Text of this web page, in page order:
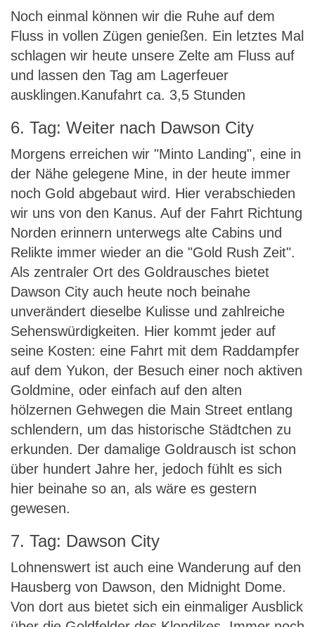
Noch einmal können wir die Ruhe auf dem
Fluss in vollen Zügen genießen. Ein letztes Mal
schlagen wir heute unsere Zelte am Fluss auf
und lassen den Tag am Lagerfeuer
ausklingen.Kanufahrt ca. 3,5 Stunden
6. Tag: Weiter nach Dawson City
Morgens erreichen wir "Minto Landing", eine in
der Nähe gelegene Mine, in der heute immer
noch Gold abgebaut wird. Hier verabschieden
wir uns von den Kanus. Auf der Fahrt Richtung
Norden erinnern unterwegs alte Cabins und
Relikte immer wieder an die "Gold Rush Zeit".
Als zentraler Ort des Goldrausches bietet
Dawson City auch heute noch beinahe
unverändert dieselbe Kulisse und zahlreiche
Sehenswürdigkeiten. Hier kommt jeder auf
seine Kosten: eine Fahrt mit dem Raddampfer
auf dem Yukon, der Besuch einer noch aktiven
Goldmine, oder einfach auf den alten
hölzernen Gehwegen die Main Street entlang
schlendern, um das historische Städtchen zu
erkunden. Der damalige Goldrausch ist schon
über hundert Jahre her, jedoch fühlt es sich
hier beinahe so an, als wäre es gestern
gewesen.
7. Tag: Dawson City
Lohnenswert ist auch eine Wanderung auf den
Hausberg von Dawson, den Midnight Dome.
Von dort aus bietet sich ein einmaliger Ausblick